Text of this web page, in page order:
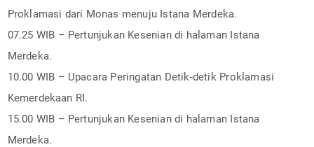
Proklamasi dari Monas menuju Istana Merdeka.
07.25 WIB – Pertunjukan Kesenian di halaman Istana
Merdeka.
10.00 WIB – Upacara Peringatan Detik-detik Proklamasi
Kemerdekaan RI.
15.00 WIB – Pertunjukan Kesenian di halaman Istana
Merdeka.